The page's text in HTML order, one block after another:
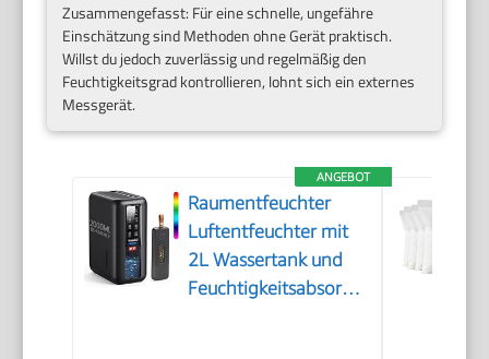
Zusammengefasst: Für eine schnelle, ungefähre
Einschätzung sind Methoden ohne Gerät praktisch.
Willst du jedoch zuverlässig und regelmäßig den
Feuchtigkeitsgrad kontrollieren, lohnt sich ein externes
Messgerät.
ANGEBOT
Raumentfeuchter
Luftentfeuchter mit
2L Wassertank und
Feuchtigkeitsabsorber,